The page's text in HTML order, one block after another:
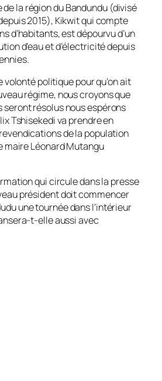
de la région du Bandundu (divisé
2015), Kikwit qui compte
d’habitants, est dépourvu d’un
d’eau et d’électricité depuis
volonté politique pour qu’on ait
régime, nous croyons que
résolus nous espérons
Tshisekedi va prendre en
de la population
maire Léonard Mutangu
qui circule dans la presse
président doit commencer
une tournée dans l’intérieur
t-elle aussi avec